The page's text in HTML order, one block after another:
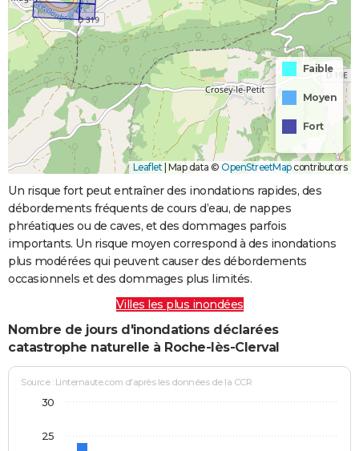
Faible
Moyen
Fort
Leaflet | Map data © OpenStreetMapcontributors
Un risque fort peut entraîner des inondations rapides, des
débordements fréquents de cours d’eau, de nappes
phréatiques ou de caves, et des dommages parfois
importants. Un risque moyen correspond à des inondations
plus modérées qui peuvent causer des débordements
occasionnels et des dommages plus limités.
Villes les plus inondées
Nombre de jours d'inondations déclarées
catastrophe naturelle à Roche-lès-Clerval
Source : Linternaute.com d'après les données de la CCR
25
30